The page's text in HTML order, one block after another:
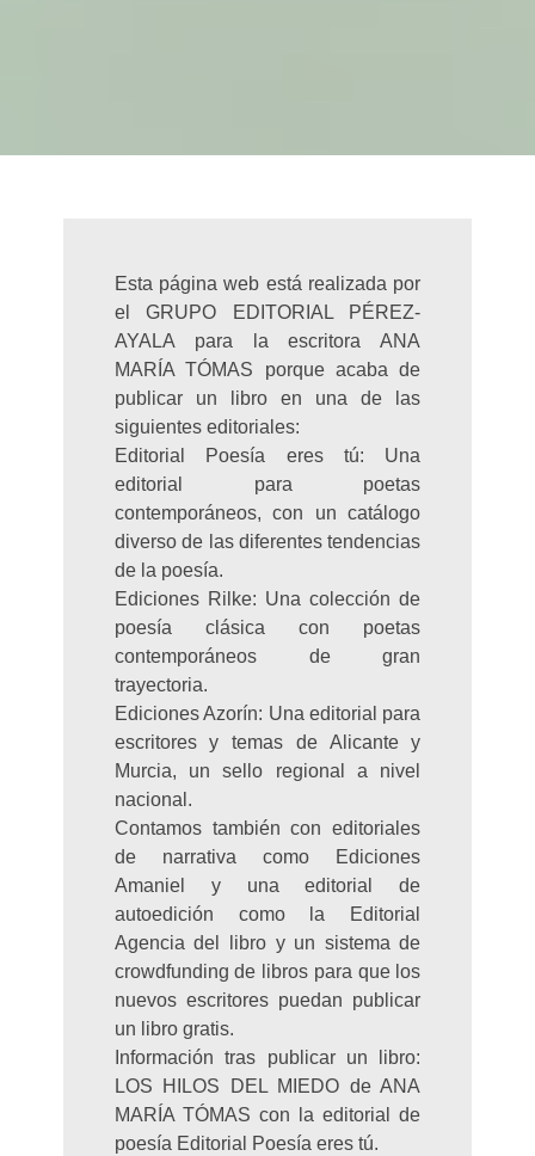
Esta página web está realizada por
el GRUPO EDITORIAL PÉREZ-
AYALA para la escritora ANA
MARÍA TÓMAS porque acaba de
publicar un libro en una de las
siguientes editoriales:
Editorial Poesía eres tú: Una
editorial para poetas
contemporáneos, con un catálogo
diverso de las diferentes tendencias
de la poesía.
Ediciones Rilke: Una colección de
poesía clásica con poetas
contemporáneos de gran
trayectoria.
Ediciones Azorín: Una editorial para
escritores y temas de Alicante y
Murcia, un sello regional a nivel
nacional.
Contamos también con editoriales
de narrativa como Ediciones
Amaniel y una editorial de
autoedición como la Editorial
Agencia del libro y un sistema de
crowdfunding de libros para que los
nuevos escritores puedan publicar
un libro gratis.
Información tras publicar un libro:
LOS HILOS DEL MIEDO de ANA
MARÍA TÓMAS con la editorial de
poesía Editorial Poesía eres tú.